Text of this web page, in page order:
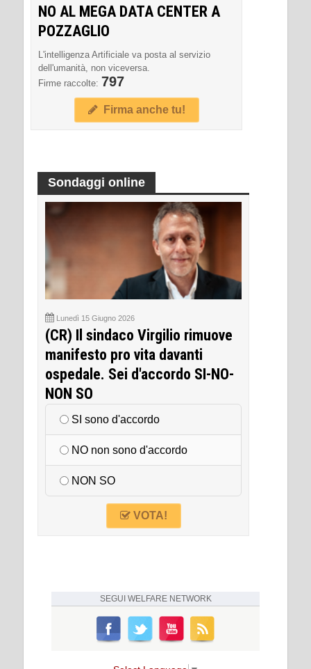
NO AL MEGA DATA CENTER A
POZZAGLIO
L'intelligenza Artificiale va posta al servizio
dell'umanità, non viceversa.
Firme raccolte: 797
Firma anche tu!
Sondaggi online
Lunedì 15 Giugno 2026
(CR) Il sindaco Virgilio rimuove
manifesto pro vita davanti
ospedale. Sei d'accordo SI-NO-
NON SO
SI sono d'accordo
NO non sono d'accordo
NON SO
VOTA!
SEGUI WELFARE NETWORK